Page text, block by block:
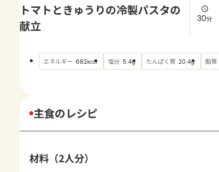
AJINOMOTO PARK とは
トマトときゅうりの冷製パスタの
献立
30分
エネルギー 682kcal 塩分 5.4g たんぱく質 20.4g 脂質
主食のレシピ
材料（2人分）